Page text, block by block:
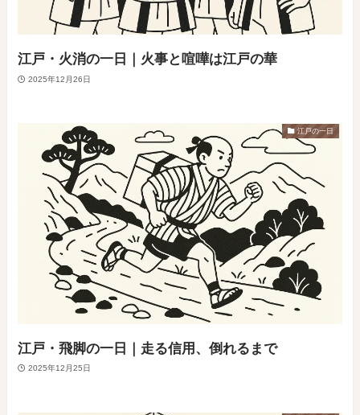
江戸・火消の一日｜火事と喧嘩は江戸の華
2025年12月26日
江戸の一日
江戸・飛脚の一日｜走る信用、倒れるまで
2025年12月25日